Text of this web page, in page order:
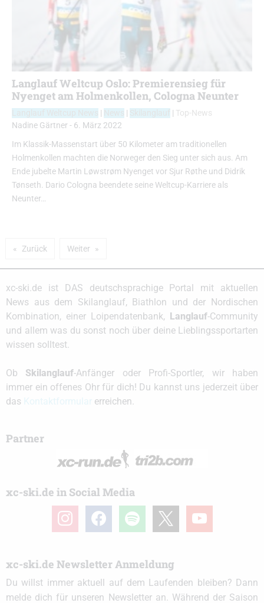
Langlauf Weltcup Oslo: Premierensieg für
Nyenget am Holmenkollen, Cologna Neunter
| | | Top-News
Nadine Gärtner - 6. März 2022
Im Klassik-Massenstart über 50 Kilometer am traditionellen
Holmenkollen machten die Norweger den Sieg unter sich aus. Am
Ende jubelte Martin Løwstrøm Nyenget vor Sjur Røthe und Didrik
Tønseth. Dario Cologna beendete seine Weltcup-Karriere als
Neunter…
Zurück Weiter
xc-ski.de ist DAS deutschsprachige Portal mit aktuellen
News aus dem Skilanglauf, Biathlon und der Nordischen
Kombination, einer Loipendatenbank,
Langlauf-Community
und allem was du sonst noch über deine Lieblingssportarten
wissen solltest.
Ob Skilanglauf-Anfänger oder Profi-Sportler, wir haben
immer ein offenes Ohr für dich! Du kannst uns jederzeit über
das
erreichen.
Partner
xc-ski.de in Social Media
instagramfacebook spotify youtube
xc-ski.de Newsletter Anmeldung
Du willst immer aktuell auf dem Laufenden bleiben? Dann
melde dich für unseren Newsletter an. Während der Saison